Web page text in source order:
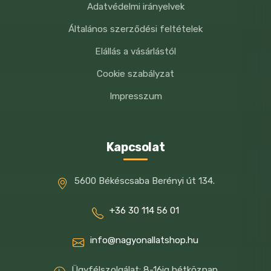
Napi adag
50%-a a napi
12% szív és tüdő, 28,5% húsleves, 1%
ásványi anyag, 0,5% lazacolaj.
Analitikai összetevők:
nyersfehérje 11,0 %, zsírtartalom 9,0 %,
Adatvédelmi irányelvek
Általános szerződési feltételek
Elállás a vásárlástól
Cookie szabályzat
Impresszum
Kapcsolat
5600 Békéscsaba Berényi út 134.
+36 30 114 56 01
info@nagyonallatshop.hu